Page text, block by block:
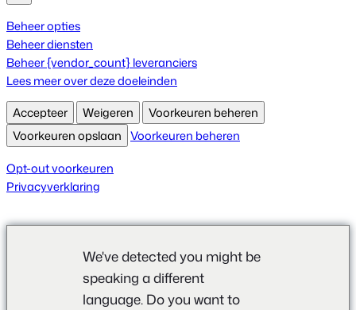
Beheer opties
Beheer diensten
Beheer {vendor_count} leveranciers
Lees meer over deze doeleinden
Accepteer
Weigeren
Voorkeuren beheren
Voorkeuren opslaan Voorkeuren beheren
Opt-out voorkeuren
Privacyverklaring
We've detected you might be
speaking a different
language. Do you want to